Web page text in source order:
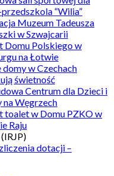
“Wilia”
Muzeum Tadeusza
w Szwajcarii
Domu Polskiego w
na Łotwie
domy w Czechach
świetność
Centrum dla Dzieci i
na Węgrzech
toalet w Domu PZKO w
Raju
dotacji –